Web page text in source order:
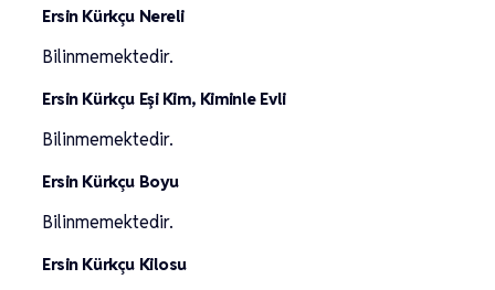
Ersin Kürkçu Nereli
Bilinmemektedir.
Ersin Kürkçu Eşi Kim, Kiminle Evli
Bilinmemektedir.
Ersin Kürkçu Boyu
Bilinmemektedir.
Ersin Kürkçu Kilosu